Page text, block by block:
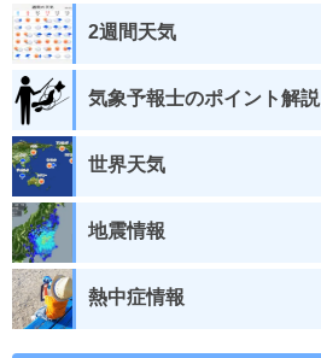
2週間天気
気象予報士のポイント解説
世界天気
地震情報
熱中症情報